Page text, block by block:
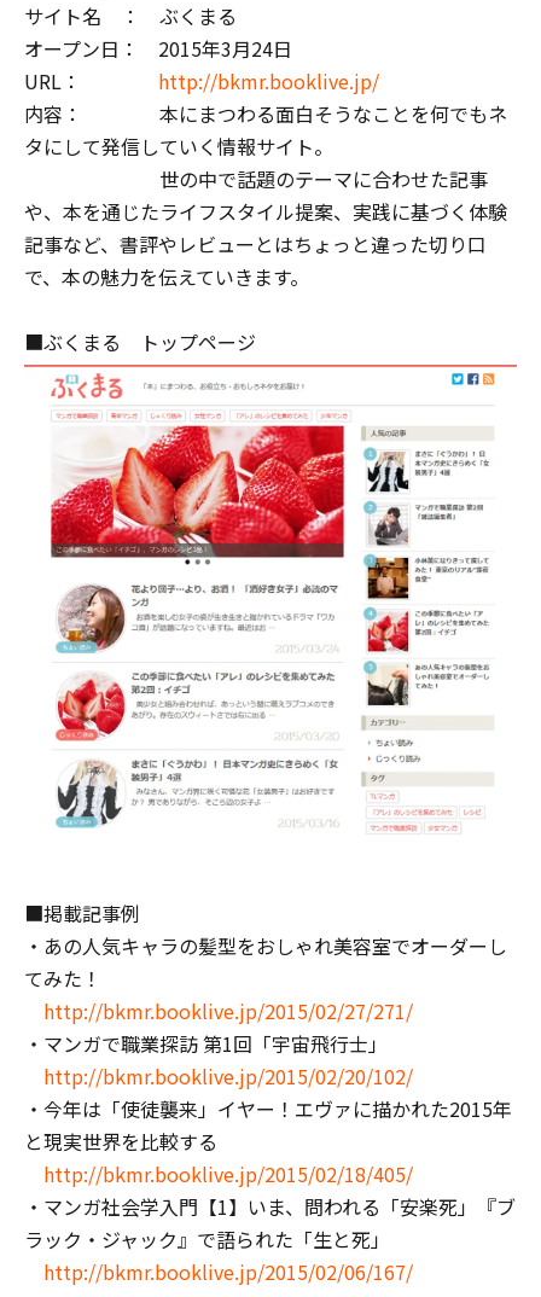
サイト名 ： ぶくまる
オープン日： 2015年3月24日
URL： http://bkmr.booklive.jp/
内容： 本にまつわる面白そうなことを何でもネ
タにして発信していく情報サイト。
世の中で話題のテーマに合わせた記事
や、本を通じたライフスタイル提案、実践に基づく体験
記事など、書評やレビューとはちょっと違った切り口
で、本の魅力を伝えていきます。
■ぶくまる トップページ
■掲載記事例
・あの人気キャラの髪型をおしゃれ美容室でオーダーし
てみた！
http://bkmr.booklive.jp/2015/02/27/271/
・マンガで職業探訪 第1回「宇宙飛行士」
http://bkmr.booklive.jp/2015/02/20/102/
・今年は「使徒襲来」イヤー！エヴァに描かれた2015年
と現実世界を比較する
http://bkmr.booklive.jp/2015/02/18/405/
・マンガ社会学入門【1】いま、問われる「安楽死」――『ブ
ラック・ジャック』で語られた「生と死」
http://bkmr.booklive.jp/2015/02/06/167/